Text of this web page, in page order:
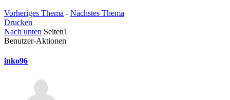
Vorheriges Thema - Nächstes Thema
Drucken
Nach unten Seiten1
Benutzer-Aktionen
inko96